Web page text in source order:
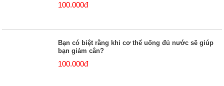
100.000đ
Bạn có biệt rằng khi cơ thể uống đủ nước sẽ giúp
bạn giảm cân?
100.000đ